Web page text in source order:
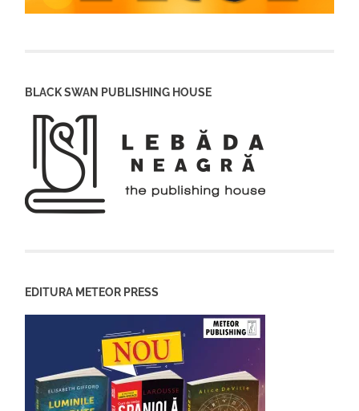
BLACK SWAN PUBLISHING HOUSE
EDITURA METEOR PRESS